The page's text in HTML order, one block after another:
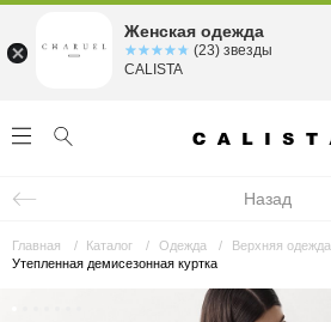
Назад
Главная Каталог Одежда Верхняя одежда
Утепленная демисезонная куртка
Женская одежда
☆☆☆☆☆
★★★★★ (23) звезды
CALISTA